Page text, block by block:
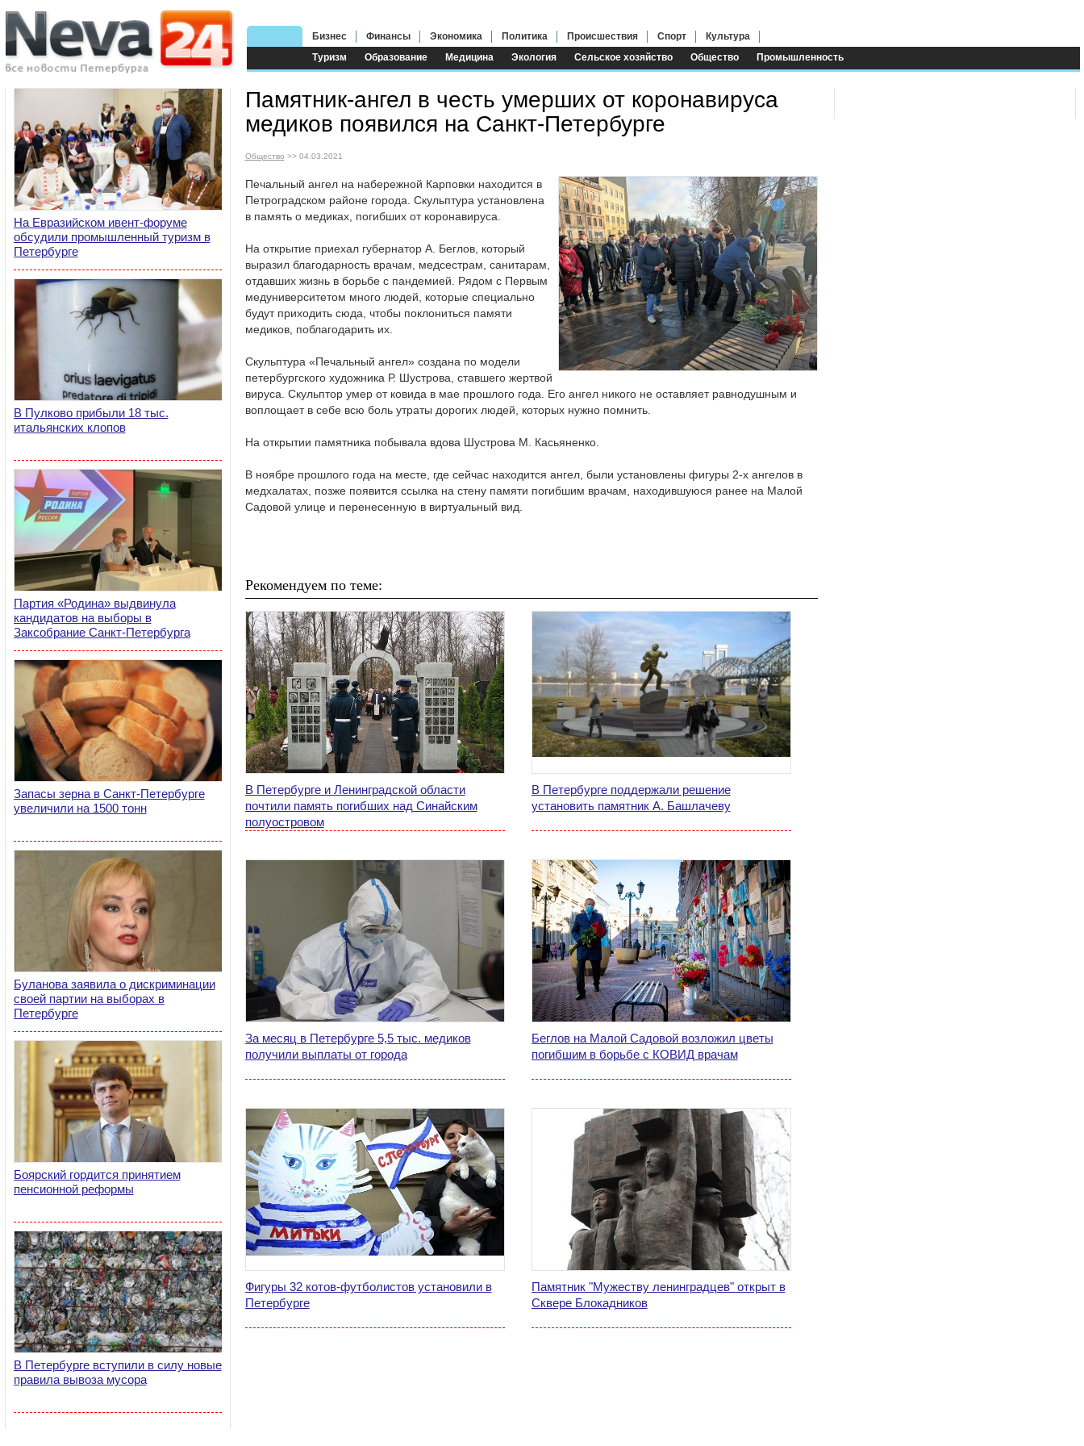
Туризм Образование Медицина Экология Сельское хозяйство Общество Промышленность
Бизнес Финансы Экономика Политика Происшествия Спорт Культура
На Евразийском ивент-форуме
обсудили промышленный туризм в
Петербурге
В Пулково прибыли 18 тыс.
итальянских клопов
Партия «Родина» выдвинула
кандидатов на выборы в
Заксобрание Санкт-Петербурга
Запасы зерна в Санкт-Петербурге
увеличили на 1500 тонн
Буланова заявила о дискриминации
своей партии на выборах в
Петербурге
Боярский гордится принятием
пенсионной реформы
В Петербурге вступили в силу новые
правила вывоза мусора
Памятник-ангел в честь умерших от коронавируса
медиков появился на Санкт-Петербурге
Общество >> 04.03.2021
Печальный ангел на набережной Карповки находится в
Петроградском районе города. Скульптура установлена
в память о медиках, погибших от коронавируса.
На открытие приехал губернатор А. Беглов, который
выразил благодарность врачам, медсестрам, санитарам,
отдавших жизнь в борьбе с пандемией. Рядом с Первым
медуниверситетом много людей, которые специально
будут приходить сюда, чтобы поклониться памяти
медиков, поблагодарить их.
Скульптура «Печальный ангел» создана по модели
петербургского художника Р. Шустрова, ставшего жертвой
вируса. Скульптор умер от ковида в мае прошлого года. Его ангел никого не оставляет равнодушным и
воплощает в себе всю боль утраты дорогих людей, которых нужно помнить.
На открытии памятника побывала вдова Шустрова М. Касьяненко.
В ноябре прошлого года на месте, где сейчас находится ангел, были установлены фигуры 2-х ангелов в
медхалатах, позже появится ссылка на стену памяти погибшим врачам, находившуюся ранее на Малой
Садовой улице и перенесенную в виртуальный вид.
Рекомендуем по теме:
В Петербурге и Ленинградской области
почтили память погибших над Синайским
полуостровом
В Петербурге поддержали решение
установить памятник А. Башлачеву
За месяц в Петербурге 5,5 тыс. медиков
получили выплаты от города
Беглов на Малой Садовой возложил цветы
погибшим в борьбе с КОВИД врачам
Фигуры 32 котов-футболистов установили в
Петербурге
Памятник "Мужеству ленинградцев" открыт в
Сквере Блокадников